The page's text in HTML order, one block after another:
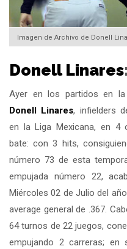
Imagen de Archivo de Donell
Donell Linares:
Ayer en los partidos en la
Donell Linares, infielders
en la Liga Mexicana, en 4
bate: con 3 hits,
número 73 de esta
empujada número 22,
Miércoles 02 de Julio del
average general de .367.
64 turnos de 22 juegos,
empujando 2 carreras; en